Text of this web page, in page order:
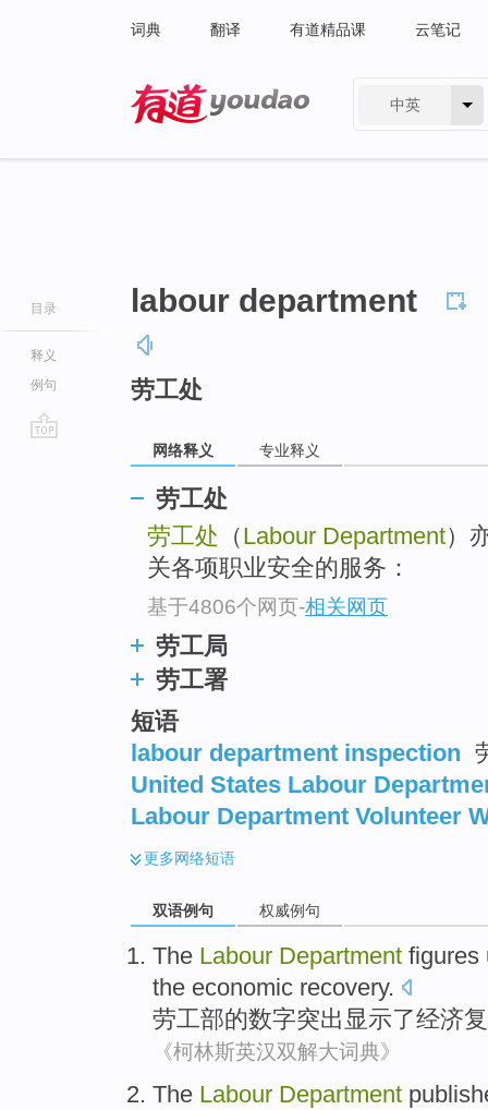
词典 翻译 有道精品课 云笔记
中英
目录
释义
例句
labour department
劳工处
网络释义 专业释义
劳工处
劳工处 （Labour Department）
关各项职业安全的服务：
基于4806个网页-相关网页
劳工局
劳工署
短语
labour department inspection
United States Labour
Labour Department Volunteer
更多网络短语
双语例句 权威例句
The Labour Department figures
the economic recovery.
劳工部的数字突出显示了经济
《柯林斯英汉双解大词典》
The Labour Department